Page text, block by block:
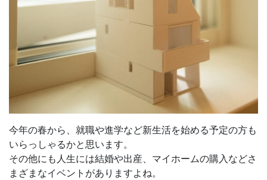
今年の春から、就職や進学など新生活を始める予定の方も
いらっしゃるかと思います。
その他にも人生には結婚や出産、マイホームの購入などさ
まざまなイベントがありますよね。